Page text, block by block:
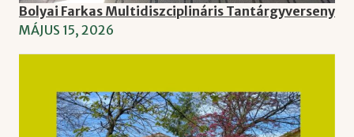
Bolyai Farkas Multidiszciplináris Tantárgyverseny
MÁJUS 15, 2026